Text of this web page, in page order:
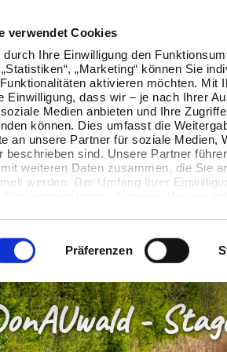
verwendet Cookies
Ihre Einwilligung den
„Marketing“ können Sie
aktivieren möchten. Mit
Einwilligung, dass wir – je nach Ihrer
Medien anbieten und Ihre
können. Dies umfasst die
an unsere Partner für soziale Medien,
beschrieben sind. Unsere Partner
weiteren Daten zusammen, die Sie
werden. Der Umfang Ihrer
jederzeit widerrufen, ohne dass
berührt wird.
Präferenzen
-